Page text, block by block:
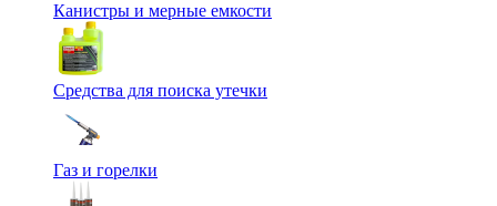
Канистры и мерные емкости
Средства для поиска утечки
Газ и горелки